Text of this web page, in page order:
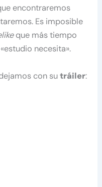
encontraremos
Es imposible
que más tiempo
necesita».
con sutráiler: